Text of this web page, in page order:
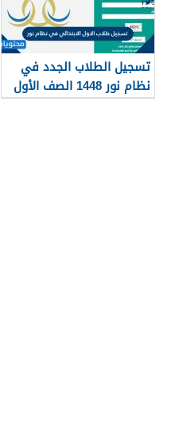
تسجيل الطلاب الجدد في
نظام نور 1448 الصف الأول
الابتدائي